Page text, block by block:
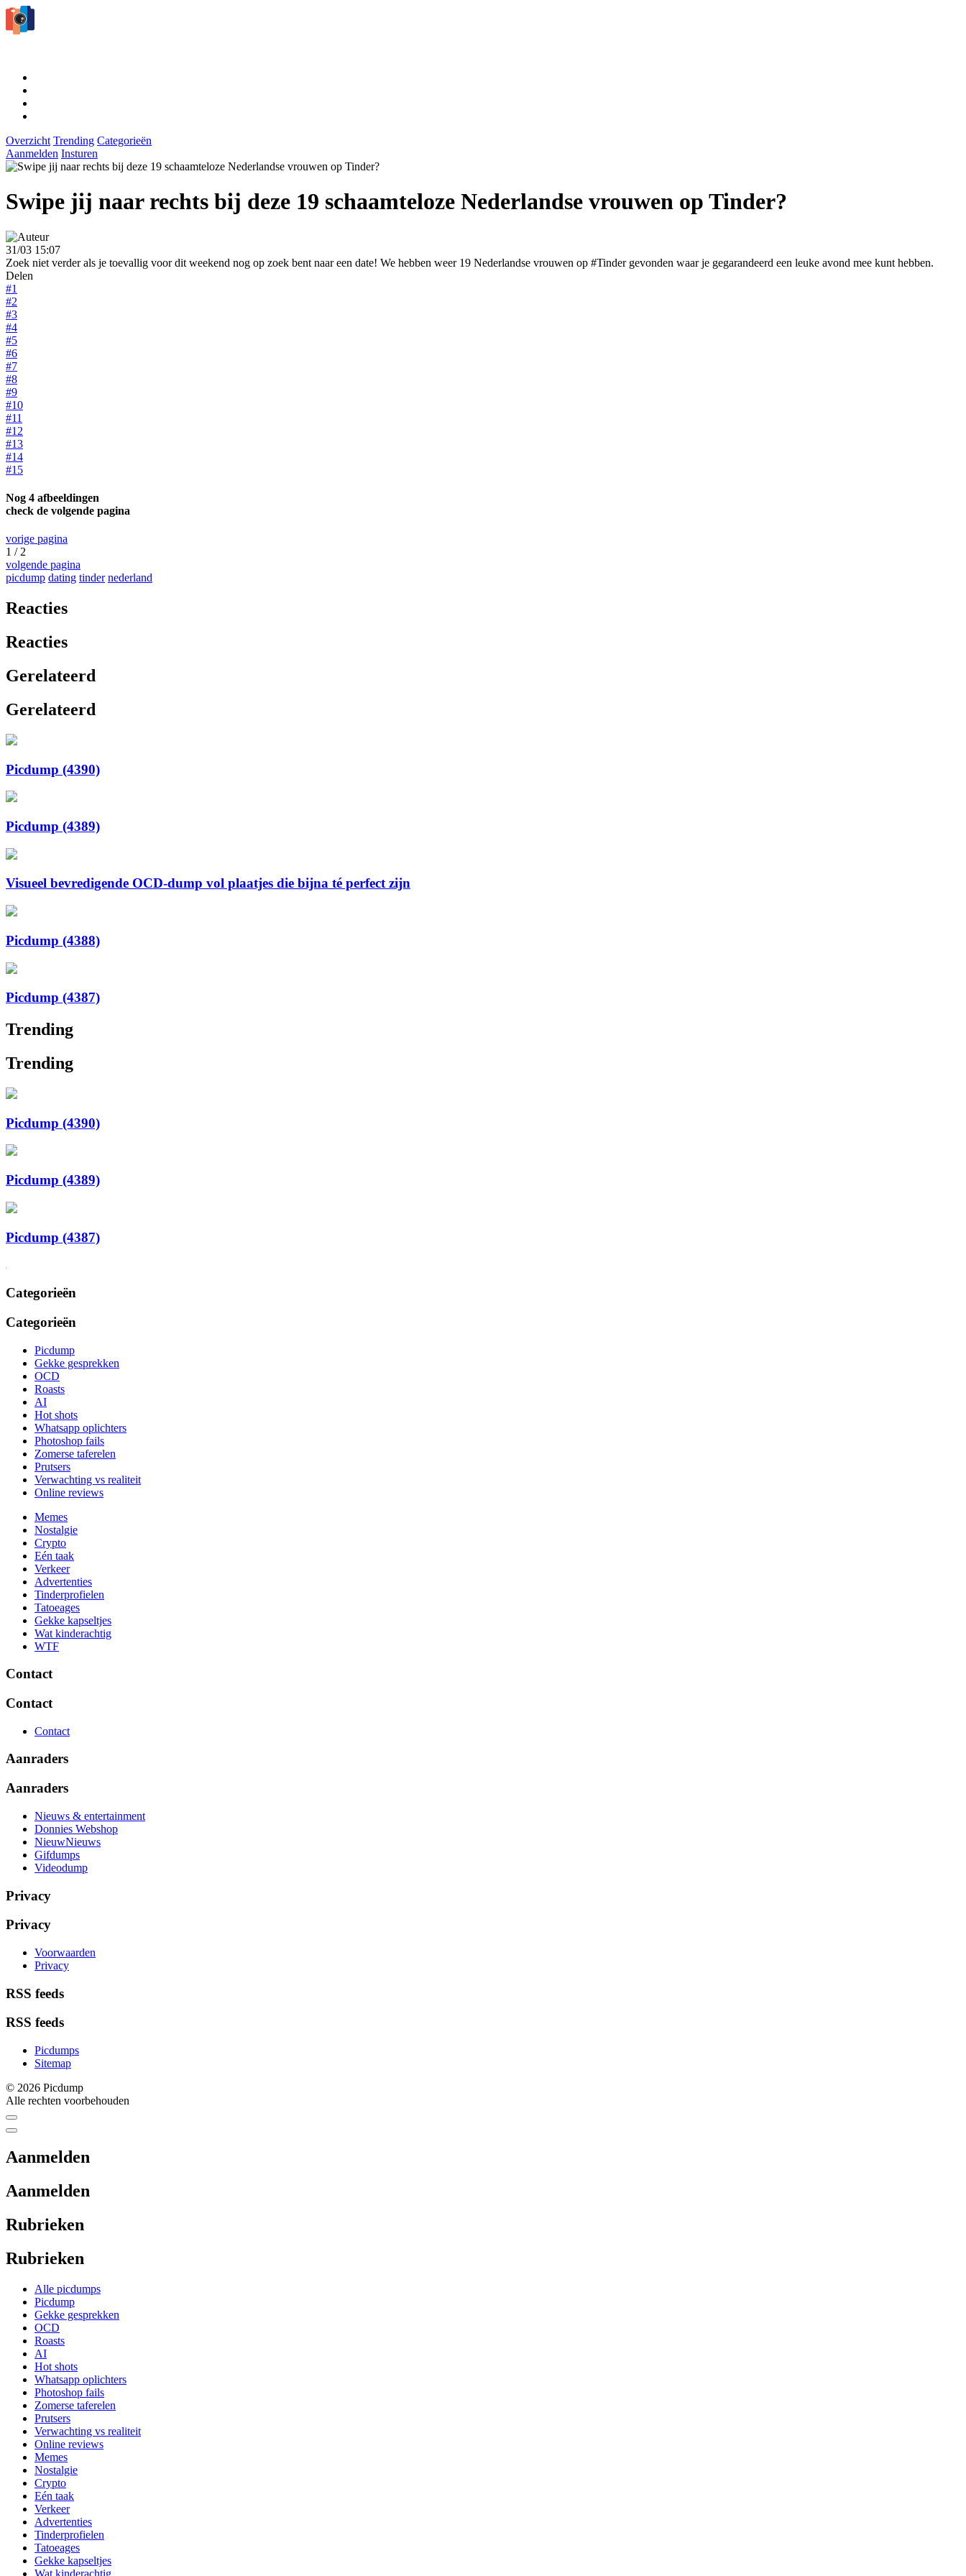
Overzicht Trending Categorieën
Aanmelden Insturen
Swipe jij naar rechts bij deze 19 schaamteloze Nederlandse vrouwen op Tinder?
31/03 15:07
Zoek niet verder als je toevallig voor dit weekend nog op zoek bent naar een date! We hebben weer 19 Nederlandse vrouwen op #Tinder gevonden waar je gegarandeerd een leuke avond mee kunt hebben.
Delen
#1
#2
#3
#4
#5
#6
#7
#8
#9
#10
#11
#12
#13
#14
#15
Nog 4 afbeeldingen
check de volgende pagina
vorige pagina
1 / 2
volgende pagina
picdump dating tinder nederland
Reacties
Reacties
Gerelateerd
Gerelateerd
Picdump (4390)
Picdump (4389)
Visueel bevredigende OCD-dump vol plaatjes die bijna té perfect zijn
Picdump (4388)
Picdump (4387)
Trending
Trending
Picdump (4390)
Picdump (4389)
Picdump (4387)
Categorieën
Categorieën
Picdump
Gekke gesprekken
OCD
Roasts
AI
Hot shots
Whatsapp oplichters
Photoshop fails
Zomerse taferelen
Prutsers
Verwachting vs realiteit
Online reviews
Memes
Nostalgie
Crypto
Eén taak
Verkeer
Advertenties
Tinderprofielen
Tatoeages
Gekke kapseltjes
Wat kinderachtig
WTF
Contact
Contact
Contact
Aanraders
Aanraders
Nieuws & entertainment
Donnies Webshop
NieuwNieuws
Gifdumps
Videodump
Privacy
Privacy
Voorwaarden
Privacy
RSS feeds
RSS feeds
Picdumps
Sitemap
© 2026 Picdump
Alle rechten voorbehouden
Aanmelden
Aanmelden
Rubrieken
Rubrieken
Alle picdumps
Picdump
Gekke gesprekken
OCD
Roasts
AI
Hot shots
Whatsapp oplichters
Photoshop fails
Zomerse taferelen
Prutsers
Verwachting vs realiteit
Online reviews
Memes
Nostalgie
Crypto
Eén taak
Verkeer
Advertenties
Tinderprofielen
Tatoeages
Gekke kapseltjes
Wat kinderachtig